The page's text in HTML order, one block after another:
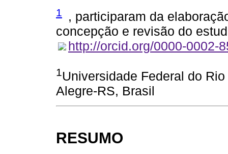
1
, participaram da
concepção e revisão do
http://orcid.org/0000-0002-
1Universidade Federal do
Alegre-RS, Brasil
RESUMO